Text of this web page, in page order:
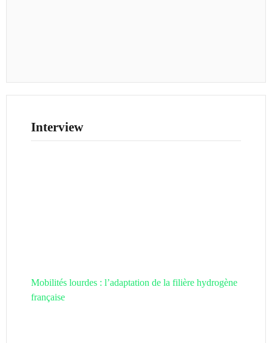
Interview
Mobilités lourdes : l’adaptation de la filière hydrogène
française